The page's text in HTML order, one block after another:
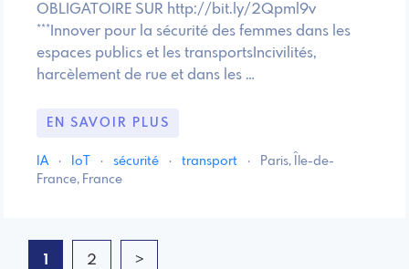
OBLIGATOIRE SUR http://bit.ly/2Qpml9v
***Innover pour la sécurité des femmes dans les
espaces publics et les transportsIncivilités,
harcèlement de rue et dans les …
EN SAVOIR PLUS
IA · IoT · sécurité · transport ·
Paris, Île-de-
France, France
1 2 >